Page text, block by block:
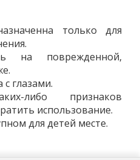
только для
на поврежденной,
с глазами.
либо признаков
использование.
для детей месте.